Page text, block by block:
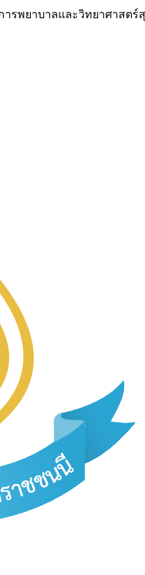
าบาลและวิทยาศาสตร์สุขภ